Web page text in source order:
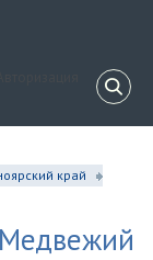
край